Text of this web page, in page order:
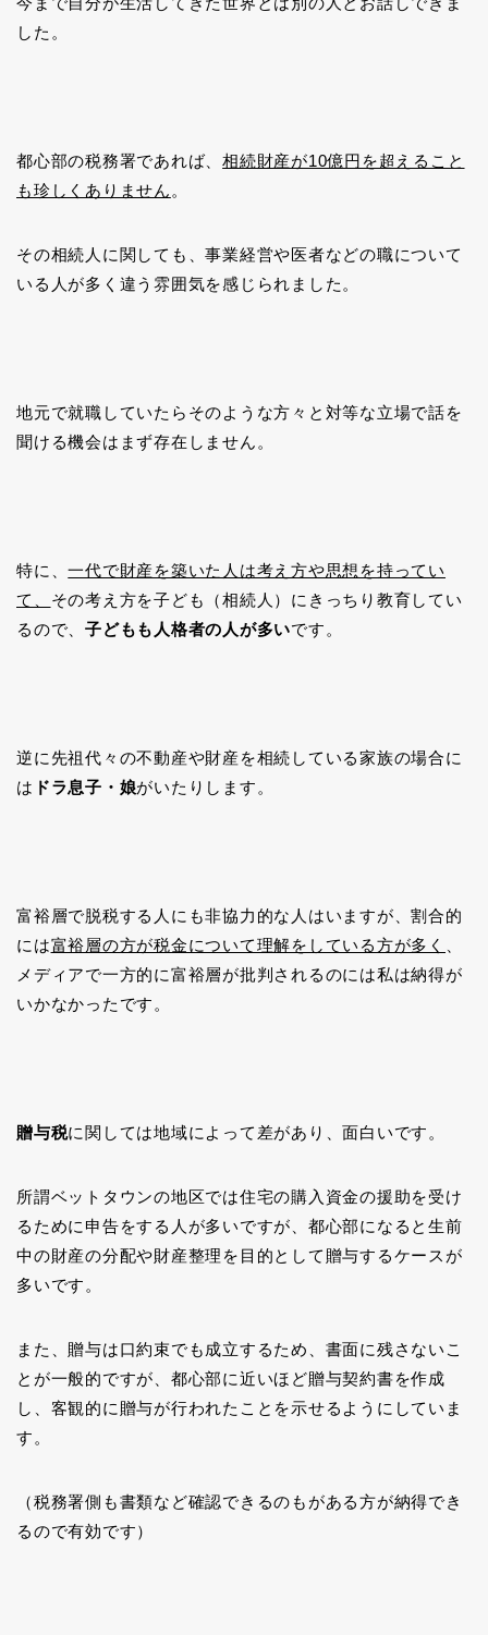
した。
都心部の税務署であれば、相続財産が10億円を超えること
も珍しくありません 。
その相続人に関しても、事業経営や医者などの職について
いる人が多く違う雰囲気を感じられました。
地元で就職していたらそのような方々と対等な立場で話を
聞ける機会はまず存在しません。
特に、一代で財産を築いた人は考え方や思想を持ってい
て、 その考え方を子ども（相続人）にきっちり教育してい
るので、子どもも人格者の人が多いです。
逆に先祖代々の不動産や財産を相続している家族の場合に
は ドラ息子・娘がいたりします。
富裕層で脱税する人にも非協力的な人はいますが、割合的
には富裕層の方が税金について理解をしている方が多く
メディアで一方的に富裕層が批判されるのには私は納得が
いかなかったです。
贈与税に関しては地域によって差があり、面白いです。
所謂ベットタウンの地区では住宅の購入資金の援助を受け
るために申告をする人が多いですが、都心部になると生前
中の財産の分配や財産整理を目的として贈与するケースが
多いです。
また、贈与は口約束でも成立するため、書面に残さないこ
とが一般的ですが、都心部に近いほど贈与契約書を作成
し、客観的に贈与が行われたことを示せるようにしていま
す。
（税務署側も書類など確認できるのもがある方が納得でき
るので有効です）